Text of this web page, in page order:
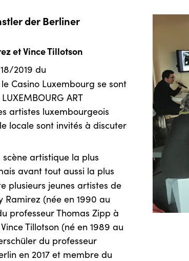
der Berliner
et Vince Tillotson
2019 du
Casino Luxembourg se sont
ART
artistes luxembourgeois
locale sont invités à discuter
artistique la plus
avant tout aussi la plus
plusieurs jeunes artistes de
(née en 1990 au
professeur Thomas Zipp à
Tillotson (né en 1989 au
du professeur
en 2017 et membre du